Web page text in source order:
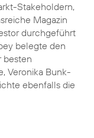
Stakeholdern,
Magazin
durchgeführt
belegte den
besten
Veronika Bunk-
ebenfalls die